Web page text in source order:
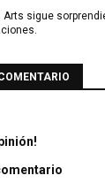
Arts sigue